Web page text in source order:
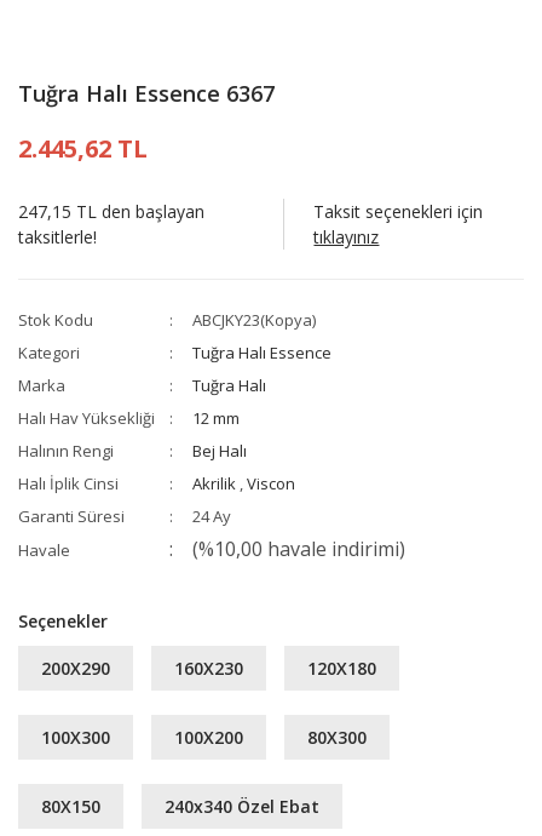
Tuğra Halı Essence 6367
2.445,62 TL
247,15 TL den başlayan
taksitlerle!
Taksit seçenekleri için
tıklayınız
Stok Kodu
ABCJKY23(Kopya)
Kategori
Tuğra Halı Essence
Marka
Tuğra Halı
Halı Hav Yüksekliği
12 mm
Halının Rengi
Bej Halı
Halı İplik Cinsi
Akrilik ,Viscon
Garanti Süresi
24 Ay
Havale
(%10,00 havale indirimi)
Seçenekler
200X290 160X230 120X180
100X300 100X200 80X300
80X150 240x340 Özel Ebat